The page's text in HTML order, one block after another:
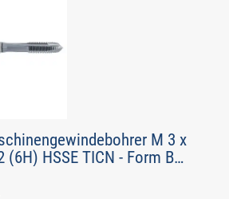
M 3 x
(6H) HSSE TICN - Form B